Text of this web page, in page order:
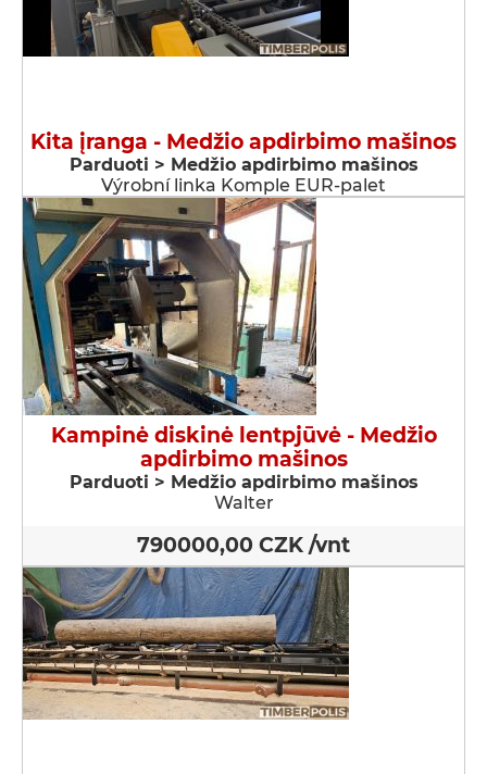
Kita įranga - Medžio apdirbimo mašinos
Parduoti > Medžio apdirbimo mašinos
Výrobní linka Komple EUR-palet
Kampinė diskinė lentpjūvė - Medžio
apdirbimo mašinos
Parduoti > Medžio apdirbimo mašinos
Walter
790000,00 CZK /vnt